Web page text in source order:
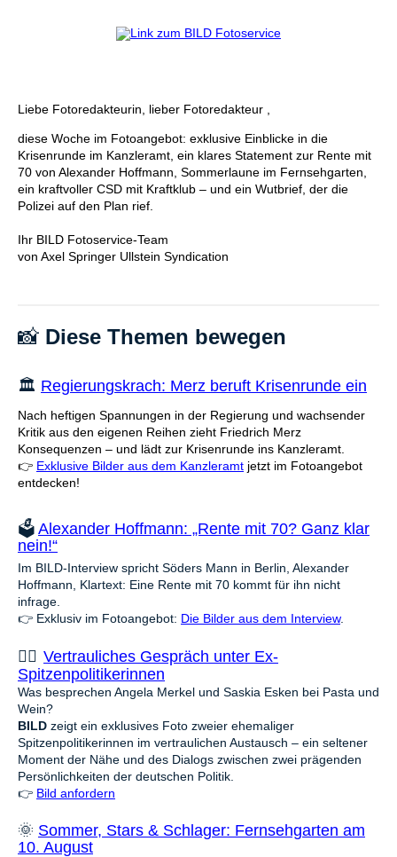
Liebe Fotoredakteurin, lieber Fotoredakteur ,
diese Woche im Fotoangebot: exklusive Einblicke in die
Krisenrunde im Kanzleramt, ein klares Statement zur Rente mit
70 von Alexander Hoffmann, Sommerlaune im Fernsehgarten,
ein kraftvoller CSD mit Kraftklub – und ein Wutbrief, der die
Polizei auf den Plan rief.
Ihr BILD Fotoservice-Team
von Axel Springer Ullstein Syndication
📸 Diese Themen bewegen
🏛️ Regierungskrach: Merz beruft Krisenrunde ein
Nach heftigen Spannungen in der Regierung und wachsender
Kritik aus den eigenen Reihen zieht Friedrich Merz
Konsequenzen – und lädt zur Krisenrunde ins Kanzleramt.
👉 Exklusive Bilder aus dem Kanzleramt jetzt im Fotoangebot
entdecken!
🗳️ Alexander Hoffmann: „Rente mit 70? Ganz klar
nein!“
Im BILD-Interview spricht Söders Mann in Berlin, Alexander
Hoffmann, Klartext: Eine Rente mit 70 kommt für ihn nicht
infrage.
👉 Exklusiv im Fotoangebot: Die Bilder aus dem Interview.
🕵️‍♀️ Vertrauliches Gespräch unter Ex-
Spitzenpolitikerinnen
Was besprechen Angela Merkel und Saskia Esken bei Pasta und
Wein?
BILD zeigt ein exklusives Foto zweier ehemaliger
Spitzenpolitikerinnen im vertraulichen Austausch – ein seltener
Moment der Nähe und des Dialogs zwischen zwei prägenden
Persönlichkeiten der deutschen Politik.
👉 Bild anfordern
🌞 Sommer, Stars & Schlager: Fernsehgarten am
10. August